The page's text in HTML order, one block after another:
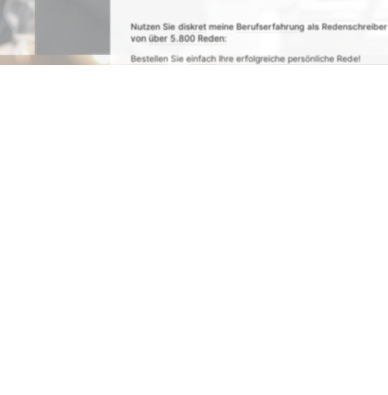
Nutzen Siediskret meineBerufserfahrung als Redenschreiber
vonüber 5.800 Reden:
Bestellen Sie einfach Ihre erfolgreiche persönliche Rede!